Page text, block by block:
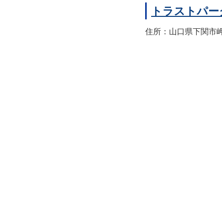
トラストパ
住所：山口県下関市